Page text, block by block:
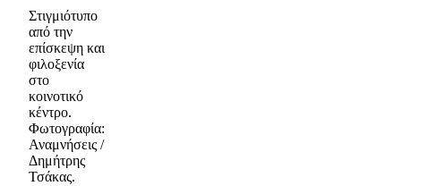
Στιγμιότυπο
από την
επίσκεψη και
φιλοξενία
στο
κοινοτικό
κέντρο.
Φωτογραφία:
Αναμνήσεις /
Δημήτρης
Τσάκας.